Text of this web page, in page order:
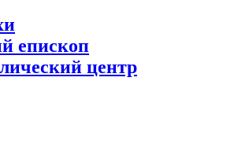
епископ
центр